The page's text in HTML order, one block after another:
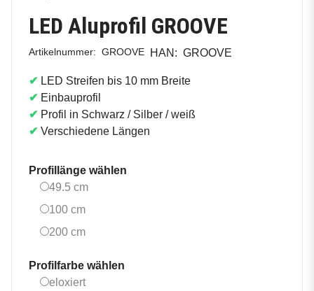
LED Aluprofil GROOVE
Artikelnummer: GROOVE HAN: GROOVE
✔ LED Streifen bis 10 mm Breite
✔ Einbauprofil
✔ Profil in Schwarz / Silber / weiß
✔ Verschiedene Längen
Profillänge wählen
49.5 cm49.5 cm
100 cm100 cm
200 cm200 cm
Profilfarbe wählen
eloxierteloxiert